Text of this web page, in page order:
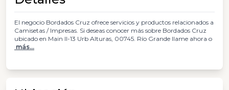
El negocio Bordados Cruz ofrece servicios y productos relacionados a
Camisetas / Impresas. Si deseas conocer más sobre Bordados Cruz
ubicado en Main II-13 Urb Alturas, 00745. Río Grande llame ahora o
más...